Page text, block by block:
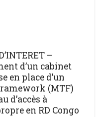
–
d’un cabinet
en place d’un
(MTF)
d’accès à
en RD Congo